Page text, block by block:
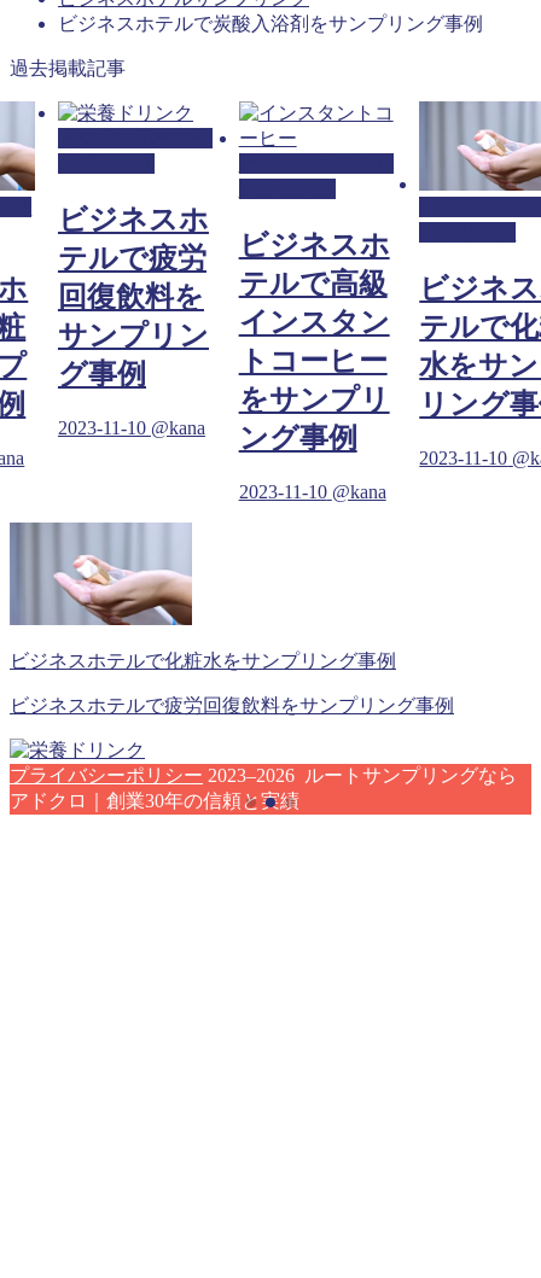
ビジネスホテルで炭酸入浴剤をサンプリング事例
過去掲載記事
ビジネスホ
テルで疲労
回復飲料を
サンプリン
グ事例
2023-11-10 @kana
ビジネスホ
テルで高級
インスタン
トコーヒー
をサンプリ
ング事例
2023-11-10 @kana
ビジネ
テルで
水をサ
リング
2023-11-10
ビジネスホテルで化粧水をサンプリング事例
ビジネスホテルで疲労回復飲料をサンプリング事例
プライバシーポリシー 2023–2026 ルートサンプリングなら
アドクロ｜創業30年の信頼と実績